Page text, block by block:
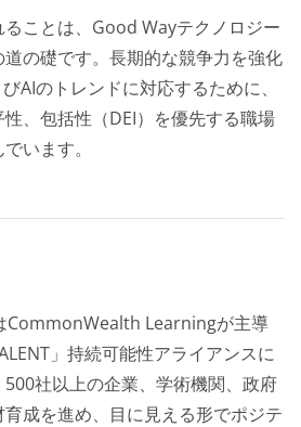
ことは、Good Wayテクノロジー
の礎です。長期的な競争力を強化
AIのトレンドに対応するために、
、包括性（DEI）を優先する職場
います。
CommonWealth Learningが主導
」持続可能性アライアンスに
社以上の企業、学術機関、政府
成を進め、目に見える形でポジテ